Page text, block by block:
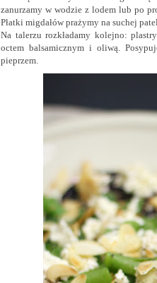
zanurzamy w wodzie z lodem lub po
Płatki migdałów prażymy na suchej
Na talerzu rozkładamy kolejno:
octem balsamicznym i oliwą.
pieprzem.